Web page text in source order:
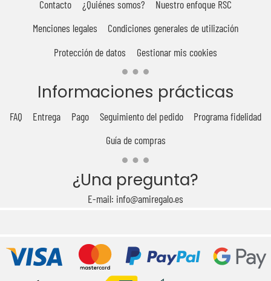
Contacto ¿Quiénes somos?
Nuestro enfoque RSC
Menciones legales
Condiciones generales de utilización
Protección de datos
Gestionar mis cookies
Informaciones prácticas
FAQ Entrega Pago Seguimiento del pedido
Programa fidelidad
Guía de compras
¿Una pregunta?
E-mail: info@amiregalo.es